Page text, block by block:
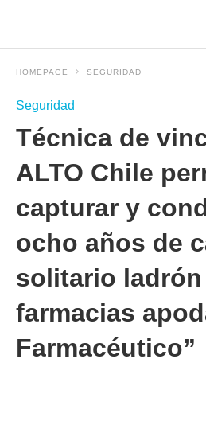
HOMEPAGE SEGURIDAD
Seguridad
Técnica de
ALTO Chile
capturar y
ocho años de
solitario ladrón
farmacias
Farmacéutico”